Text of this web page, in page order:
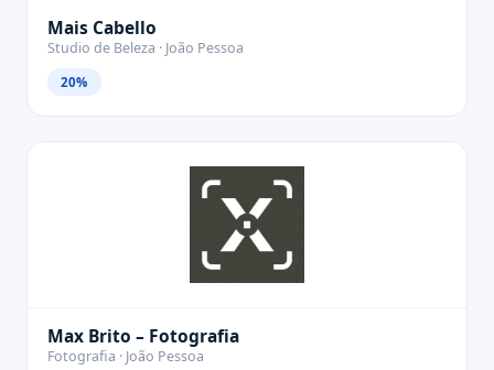
Mais Cabello
Studio de Beleza · João Pessoa
20%
Max Brito – Fotografia
Fotografia · João Pessoa